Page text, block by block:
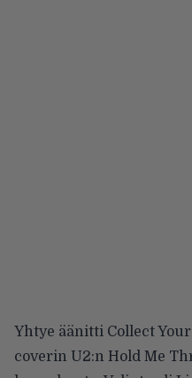
Yhtye äänitti Collect
coverin U2:n Hold Me